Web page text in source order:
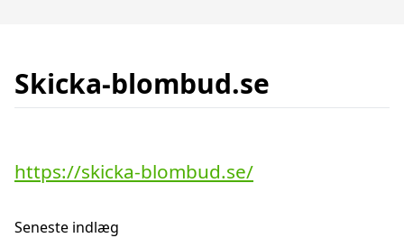
Skicka-blombud.se
https://skicka-blombud.se/
Seneste indlæg